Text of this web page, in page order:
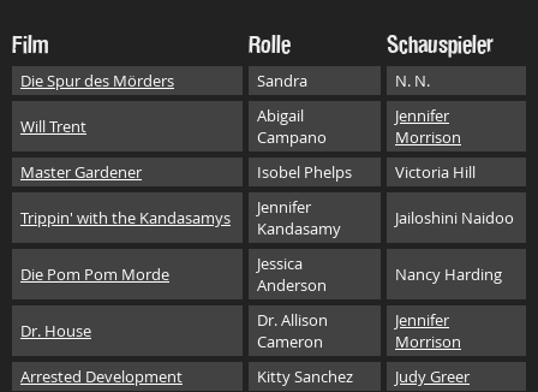
Film Rolle Schauspieler
Die Spur des Mörders Sandra N. N.
Will Trent
Abigail
Campano
Jennifer
Morrison
Master Gardener
Isobel Phelps Victoria Hill
Trippin' with the Kandasamys
Jennifer
Kandasamy
Jailoshini Naidoo
Die Pom Pom Morde
Jessica
Anderson
Nancy Harding
Dr. House
Dr. Allison
Cameron
Jennifer
Morrison
Arrested Development
Kitty Sanchez Judy Greer